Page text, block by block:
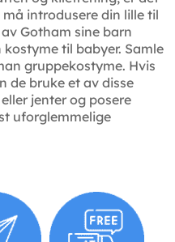
introdusere din lille til
Gotham sine barn
til babyer. Samle
gruppekostyme. Hvis
de bruke et av disse
jenter og posere
uforglemmelige